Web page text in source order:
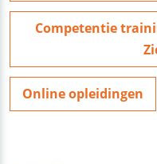
Competentie
Online opleidingen